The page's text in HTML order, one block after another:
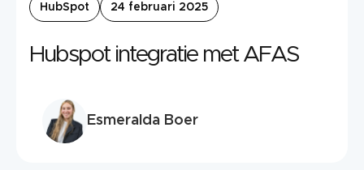
HubSpot 24 februari 2025
Hubspot integratie met AFAS
Esmeralda Boer